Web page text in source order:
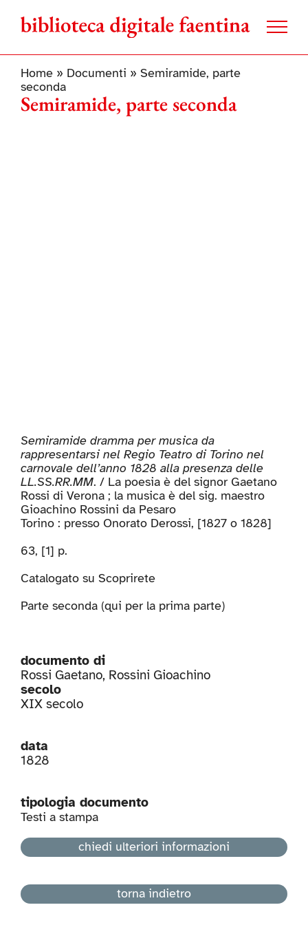
contenuto
Home» Documenti » Semiramide, parte
seconda
Semiramide, parte seconda
Semiramide dramma per musica da
rappresentarsi nel Regio Teatro di Torino nel
carnovale dell’anno 1828 alla presenza delle
LL.SS.RR.MM. / La poesia è del signor Gaetano
Rossi di Verona ; la musica è del sig. maestro
Gioachino Rossini da Pesaro
Torino : presso Onorato Derossi, [1827 o 1828]
63, [1] p.
Catalogato su Scoprirete
Parte seconda (qui per la prima parte)
documento di
Rossi Gaetano, Rossini Gioachino
secolo
XIX secolo
data
1828
tipologia documento
Testi a stampa
chiedi ulteriori informazioni
torna indietro